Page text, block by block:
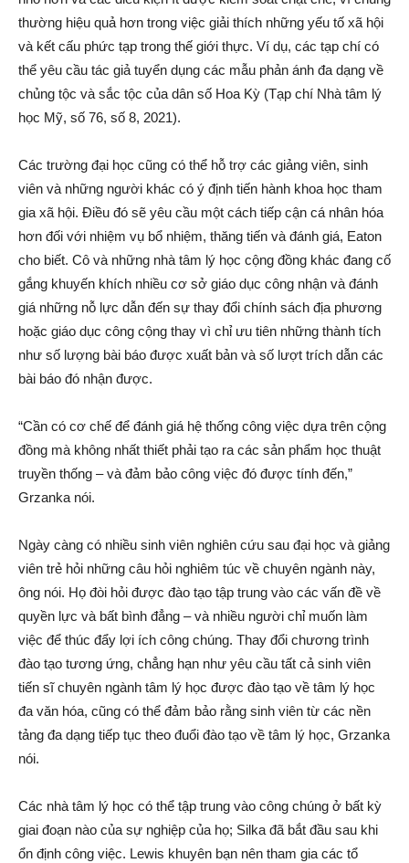
thường hiệu quả hơn trong việc giải thích những yếu tố xã hội
và kết cấu phức tạp trong thế giới thực. Ví dụ, các tạp chí có
thể yêu cầu tác giả tuyển dụng các mẫu phản ánh đa dạng về
chủng tộc và sắc tộc của dân số Hoa Kỳ (Tạp chí Nhà tâm lý
học Mỹ, số 76, số 8, 2021).
Các trường đại học cũng có thể hỗ trợ các giảng viên, sinh
viên và những người khác có ý định tiến hành khoa học tham
gia xã hội. Điều đó sẽ yêu cầu một cách tiếp cận cá nhân hóa
hơn đối với nhiệm vụ bổ nhiệm, thăng tiến và đánh giá, Eaton
cho biết. Cô và những nhà tâm lý học cộng đồng khác đang cố
gắng khuyến khích nhiều cơ sở giáo dục công nhận và đánh
giá những nỗ lực dẫn đến sự thay đổi chính sách địa phương
hoặc giáo dục công cộng thay vì chỉ ưu tiên những thành tích
như số lượng bài báo được xuất bản và số lượt trích dẫn các
bài báo đó nhận được.
“Cần có cơ chế để đánh giá hệ thống công việc dựa trên cộng
đồng mà không nhất thiết phải tạo ra các sản phẩm học thuật
truyền thống – và đảm bảo công việc đó được tính đến,”
Grzanka nói.
Ngày càng có nhiều sinh viên nghiên cứu sau đại học và giảng
viên trẻ hỏi những câu hỏi nghiêm túc về chuyên ngành này,
ông nói. Họ đòi hỏi được đào tạo tập trung vào các vấn đề về
quyền lực và bất bình đẳng – và nhiều người chỉ muốn làm
việc để thúc đẩy lợi ích công chúng. Thay đổi chương trình
đào tạo tương ứng, chẳng hạn như yêu cầu tất cả sinh viên
tiến sĩ chuyên ngành tâm lý học được đào tạo về tâm lý học
đa văn hóa, cũng có thể đảm bảo rằng sinh viên từ các nền
tảng đa dạng tiếp tục theo đuổi đào tạo về tâm lý học, Grzanka
nói.
Các nhà tâm lý học có thể tập trung vào công chúng ở bất kỳ
giai đoạn nào của sự nghiệp của họ; Silka đã bắt đầu sau khi
ổn định công việc. Lewis khuyên bạn nên tham gia các tổ